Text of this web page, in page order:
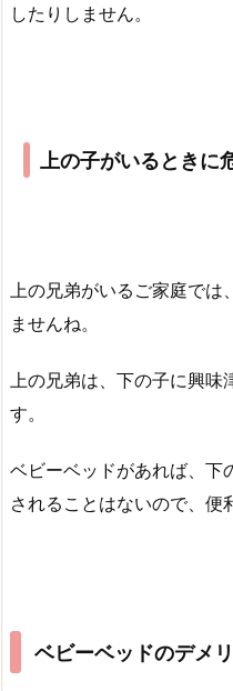
したりしません。
上の子がいるときに
上の兄弟がいるご家庭では
ませんね。
上の兄弟は、下の子に興
す。
ベビーベッドがあれば、下
されることはないので、便
ベビーベッドのデメ